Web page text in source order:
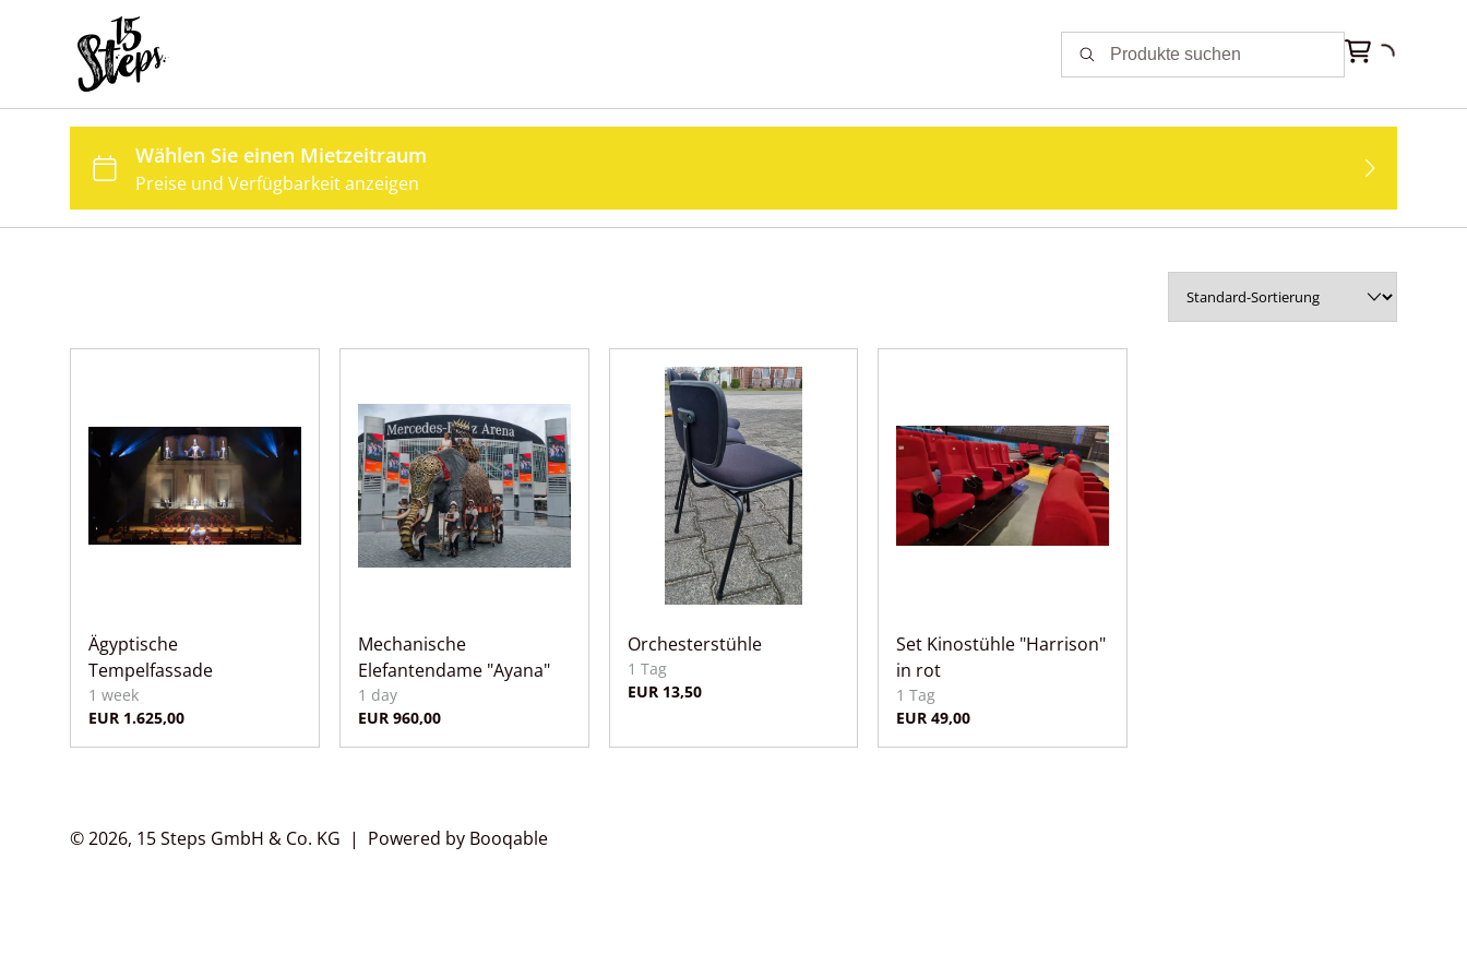
Ägyptische
Tempelfassade
Mechanische
Elefantendame "Ayana"
Orchesterstühle
Set Kinostühle "Harrison"
in rot
© 2026, 15 Steps GmbH & Co. KG | Powered by Booqable